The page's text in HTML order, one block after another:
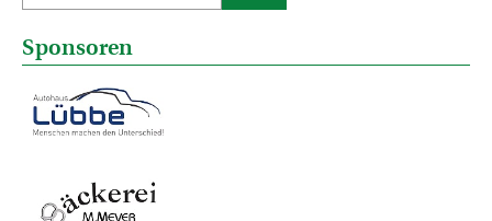
Sponsoren